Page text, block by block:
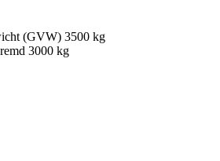
(GVW) 3500 kg
3000 kg